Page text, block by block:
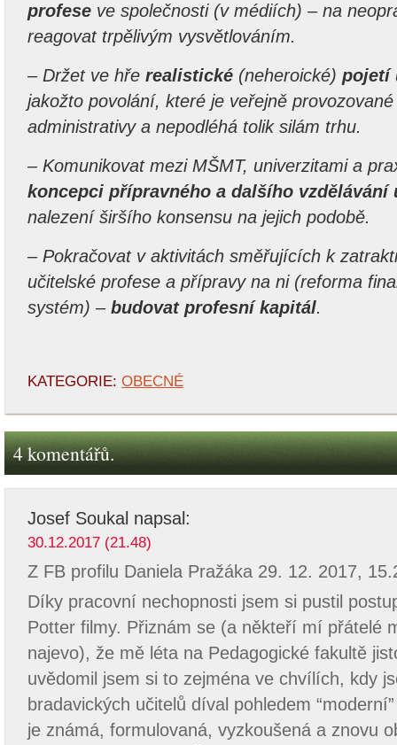
profese ve společnosti (v médiích) – na
reagovat trpělivým vysvětlováním.
– Držet ve hře realistické (neheroické) pojetí
jakožto povolání, které je veřejně
administrativy a nepodléhá tolik silám trhu.
– Komunikovat mezi MŠMT, univerzitami a
koncepci přípravného a dalšího
nalezení širšího konsensu na jejich podobě.
– Pokračovat v aktivitách směřujících k
učitelské profese a přípravy na ni (reforma
systém) – budovat profesní kapitál.
KATEGORIE: OBECNÉ
4 komentářů.
Josef Soukal napsal:
30.12.2017 (21.48)
Z FB profilu Daniela Pražáka 29. 12. 2017,
Díky pracovní nechopnosti jsem si pustil
Potter filmy. Přiznám se (a někteří mí přátelé
najevo), že mě léta na Pedagogické fakultě
uvědomil jsem si to zejména ve chvílích, kdy
bradavických učitelů díval pohledem
je známá, formulovaná, vyzkoušená a znovu